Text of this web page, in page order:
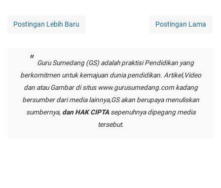
Postingan Lebih Baru Postingan Lama
Guru Sumedang (GS) adalah praktisi Pendidikan yang
berkomitmen untuk kemajuan dunia pendidikan. Artikel,Video
dan atau Gambar di situs www.gurusumedang.comkadang
bersumber dari media lainnya,GS akan berupaya menuliskan
sumbernya, dan HAK CIPTAsepenuhnya dipegang media
tersebut.